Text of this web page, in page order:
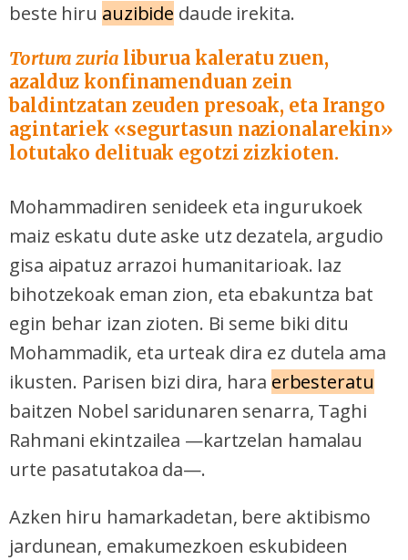
beste hiru auzibide daude irekita.
Tortura zuria liburua kaleratu zuen,
azalduz konfinamenduan zein
baldintzatan zeuden presoak, eta Irango
agintariek «segurtasun nazionalarekin»
lotutako delituak egotzi zizkioten.
Mohammadiren senideek eta ingurukoek
maiz eskatu dute aske utz dezatela, argudio
gisa aipatuz arrazoi humanitarioak. Iaz
bihotzekoak eman zion, eta ebakuntza bat
egin behar izan zioten. Bi seme biki ditu
Mohammadik, eta urteak dira ez dutela ama
ikusten. Parisen bizi dira, hara erbesteratu
baitzen Nobel saridunaren senarra, Taghi
Rahmani ekintzailea —kartzelan hamalau
urte pasatutakoa da—.
Azken hiru hamarkadetan, bere aktibismo
jardunean, emakumezkoen eskubideen